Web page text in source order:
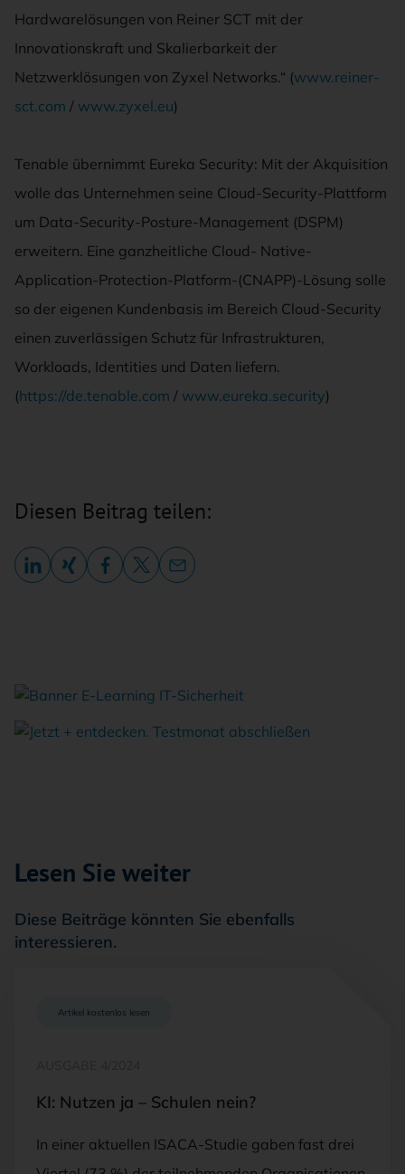
Hardwarelösungen von Reiner SCT mit der
Innovationskraft und Skalierbarkeit der
Netzwerklösungen von Zyxel Networks.“ (www.reiner-
sct.com / www.zyxel.eu)
Tenable übernimmt Eureka Security: Mit der Akquisition
wolle das Unternehmen seine Cloud-Security-Plattform
um Data-Security-Posture-Management (DSPM)
erweitern. Eine ganzheitliche Cloud- Native-
Application-Protection-Platform-(CNAPP)-Lösung solle
so der eigenen Kundenbasis im Bereich Cloud-Security
einen zuverlässigen Schutz für Infrastrukturen,
Workloads, Identities und Daten liefern.
(https://de.tenable.com / www.eureka.security)
Diesen Beitrag teilen:
Lesen Sie weiter
Diese Beiträge könnten Sie ebenfalls
interessieren.
Artikel kostenlos lesen
KI: Nutzen ja – Schulen nein?
In einer aktuellen ISACA-Studie gaben fast drei